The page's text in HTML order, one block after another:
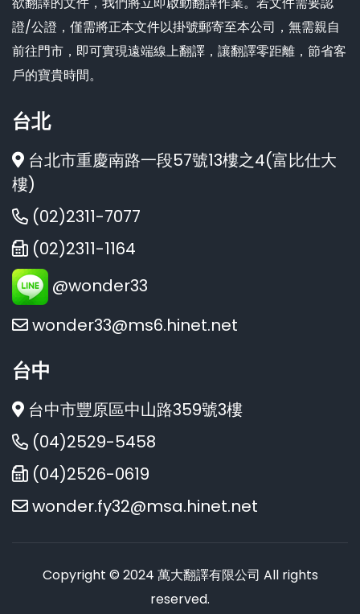
證/公證，僅需將正本文件以掛號郵寄至本公司，無需親自
前往門市，即可實現遠端線上翻譯，讓翻譯零距離，節省客
戶的寶貴時間。
台北
台北市重慶南路一段57號13樓之4(富比仕大
樓)
(02)2311-7077
(02)2311-1164
@wonder33
wonder33@ms6.hinet.net
台中
台中市豐原區中山路359號3樓
(04)2529-5458
(04)2526-0619
wonder.fy32@msa.hinet.net
Copyright © 2024 萬大翻譯有限公司 All rights
reserved.